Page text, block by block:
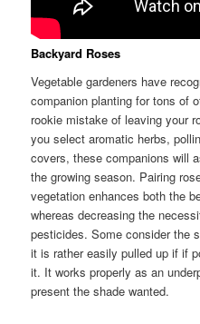
Backyard Roses
Vegetable gardeners have
companion planting for tons of
rookie mistake of leaving your
you select aromatic herbs,
covers, these companions will
the growing season. Pairing
vegetation enhances both the
whereas decreasing the
pesticides. Some consider the
it is rather easily pulled up if if
it. It works properly as an
present the shade wanted.